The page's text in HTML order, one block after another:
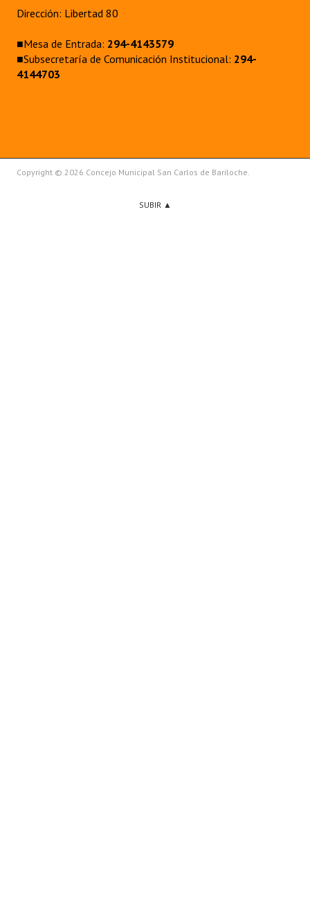
Dirección: Libertad 80
■Mesa de Entrada: 294-4143579
■Subsecretaría de Comunicación Institucional: 294-
4144703
Copyright © 2026 Concejo Municipal San Carlos de Bariloche.
SUBIR ▲